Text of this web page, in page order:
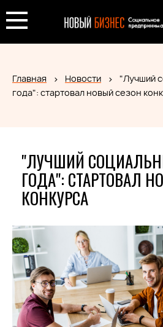
Главная Новости
"Лучший
года": стартовал новый сезон
"ЛУЧШИЙ
ГОДА": СТАРТОВАЛ
КОНКУРСА